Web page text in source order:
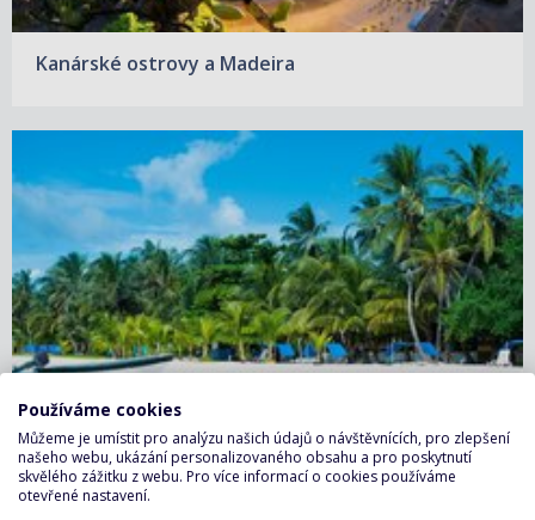
Kanárské ostrovy a Madeira
Karibské moře
Používáme cookies
Můžeme je umístit pro analýzu našich údajů o návštěvnících, pro zlepšení
našeho webu, ukázání personalizovaného obsahu a pro poskytnutí
skvělého zážitku z webu. Pro více informací o cookies používáme
otevřené nastavení.